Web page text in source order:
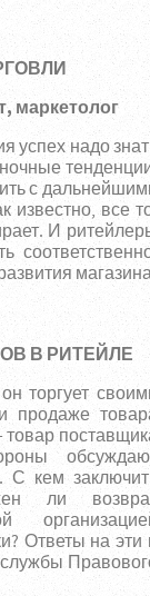
маркетолог
успех надо
с
известно, все
И
В РИТЕЙЛЕ
торгует
продаже
товар
С кем
ли
Ответы на эти